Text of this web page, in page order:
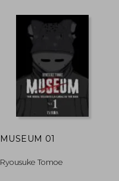
MUSEUM 01
Ryousuke Tomoe